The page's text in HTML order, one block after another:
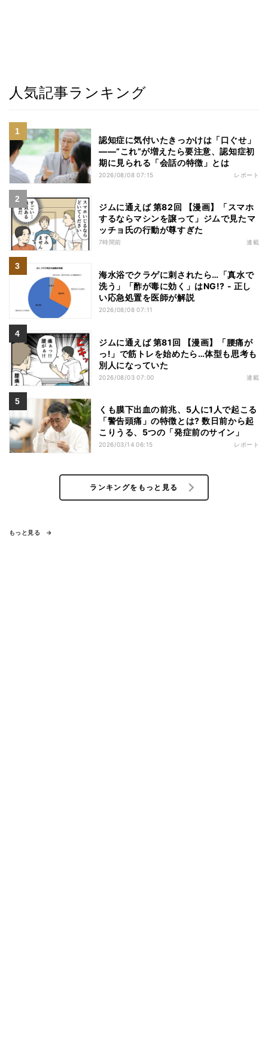
人気記事ランキング
認知症に気付いたきっかけは「口ぐせ」
――“これ”が増えたら要注意、認知症初
期に見られる「会話の特徴」とは
2026/08/08 07:15 レポート
ジムに通えば 第82回 【漫画】「スマホ
するならマシンを譲って」ジムで見たマ
ッチョ氏の行動が尊すぎた
7時間前 連載
海水浴でクラゲに刺されたら…「真水で
洗う」「酢が毒に効く」はNG!? - 正し
い応急処置を医師が解説
2026/08/08 07:11
ジムに通えば 第81回 【漫画】「腰痛が
っ!」で筋トレを始めたら…体型も思考も
別人になっていた
2026/08/03 07:00 連載
くも膜下出血の前兆、5人に1人で起こる
「警告頭痛」の特徴とは? 数日前から起
こりうる、5つの「発症前のサイン」
2026/03/14 06:15 レポート
ランキングをもっと見る
もっと見る